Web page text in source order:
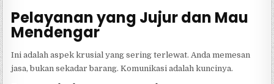
Pelayanan yang Jujur dan Mau
Mendengar
Ini adalah aspek krusial yang sering terlewat. Anda memesan
jasa, bukan sekadar barang. Komunikasi adalah kuncinya.